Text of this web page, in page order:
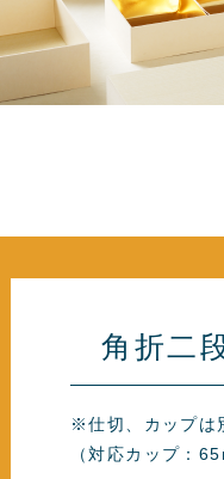
角折
※仕切、カップは
（対応カップ：